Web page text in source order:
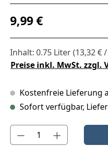
Regulärer Preis:
9,99 €
Inhalt: 0.75 Liter(13,32 €
Preise inkl. MwSt. zzgl.
Kostenfreie Lieferung
Sofort verfügbar,
Produkt Anzahl: Gib den